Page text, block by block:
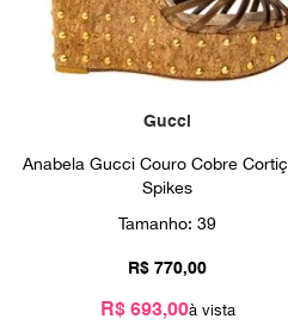
Gucci
Anabela Gucci Couro Cobre
Spikes
Tamanho: 39
R$ 770,00
R$ 693,00